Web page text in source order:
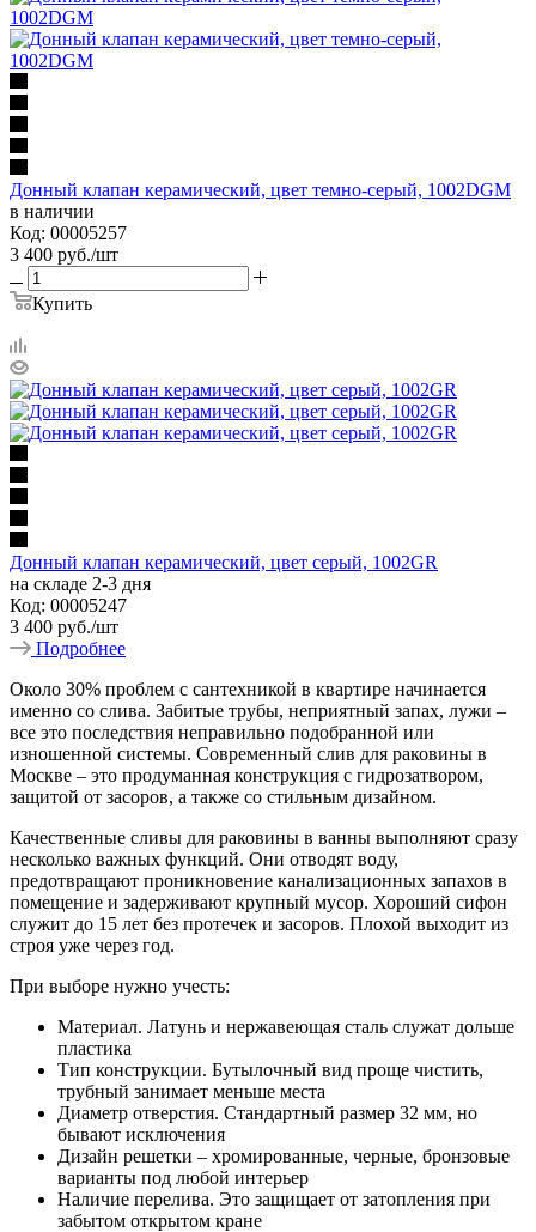
Донный клапан керамический, цвет темно-серый, 1002DGM
в наличии
Код: 00005257
3 400 руб./шт
Купить
Донный клапан керамический, цвет серый, 1002GR
на складе 2-3 дня
Код: 00005247
3 400 руб./шт
Подробнее
Около 30% проблем с сантехникой в квартире начинается
именно со слива. Забитые трубы, неприятный запах, лужи –
все это последствия неправильно подобранной или
изношенной системы. Современный слив для раковины в
Москве – это продуманная конструкция с гидрозатвором,
защитой от засоров, а также со стильным дизайном.
Качественные сливы для раковины в ванны выполняют сразу
несколько важных функций. Они отводят воду,
предотвращают проникновение канализационных запахов в
помещение и задерживают крупный мусор. Хороший сифон
служит до 15 лет без протечек и засоров. Плохой выходит из
строя уже через год.
При выборе нужно учесть:
Материал. Латунь и нержавеющая сталь служат дольше
пластика
Тип конструкции. Бутылочный вид проще чистить,
трубный занимает меньше места
Диаметр отверстия. Стандартный размер 32 мм, но
бывают исключения
Дизайн решетки – хромированные, черные, бронзовые
варианты под любой интерьер
Наличие перелива. Это защищает от затопления при
забытом открытом кране